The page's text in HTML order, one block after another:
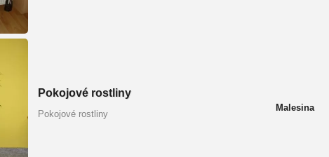
Pokojové rostliny
Pokojové rostliny
Malesina